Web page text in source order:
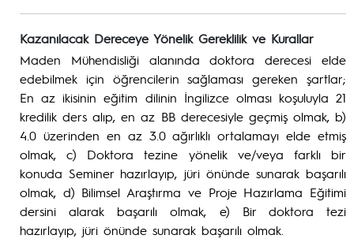
Kazanılacak Dereceye Yönelik Gereklilik ve Kurallar
Maden Mühendisliği alanında doktora derecesi elde
edebilmek için öğrencilerin sağlaması gereken şartlar;
En az ikisinin eğitim dilinin İngilizce olması koşuluyla 21
kredilik ders alıp, en az BB derecesiyle geçmiş olmak, b)
4.0 üzerinden en az 3.0 ağırlıklı ortalamayı elde etmiş
olmak, c) Doktora tezine yönelik ve/veya farklı bir
konuda Seminer hazırlayıp, jüri önünde sunarak başarılı
olmak, d) Bilimsel Araştırma ve Proje Hazırlama Eğitimi
dersini alarak başarılı olmak, e) Bir doktora tezi
hazırlayıp, jüri önünde sunarak başarılı olmak.